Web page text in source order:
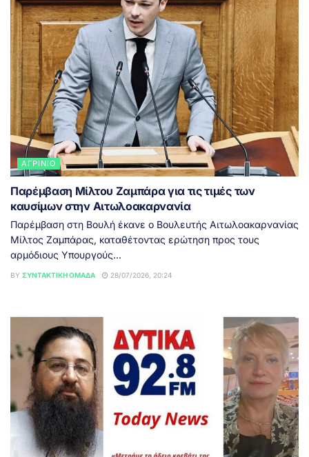
ΑΓΡΊΝΙΟ
Παρέμβαση Μίλτου Ζαμπάρα για τις τιμές των
καυσίμων στην Αιτωλοακαρνανία
Παρέμβαση στη Βουλή έκανε ο Βουλευτής Αιτωλοακαρνανίας
Μίλτος Ζαμπάρας, καταθέτοντας ερώτηση προς τους
αρμόδιους Υπουργούς...
BY ΣΥΝΤΑΚΤΙΚΉ ΟΜΆΔΑ 28/07/2026, 20:24